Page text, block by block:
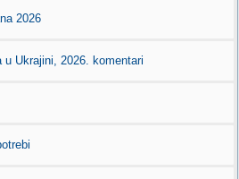
2026
Ukrajini, 2026. komentari